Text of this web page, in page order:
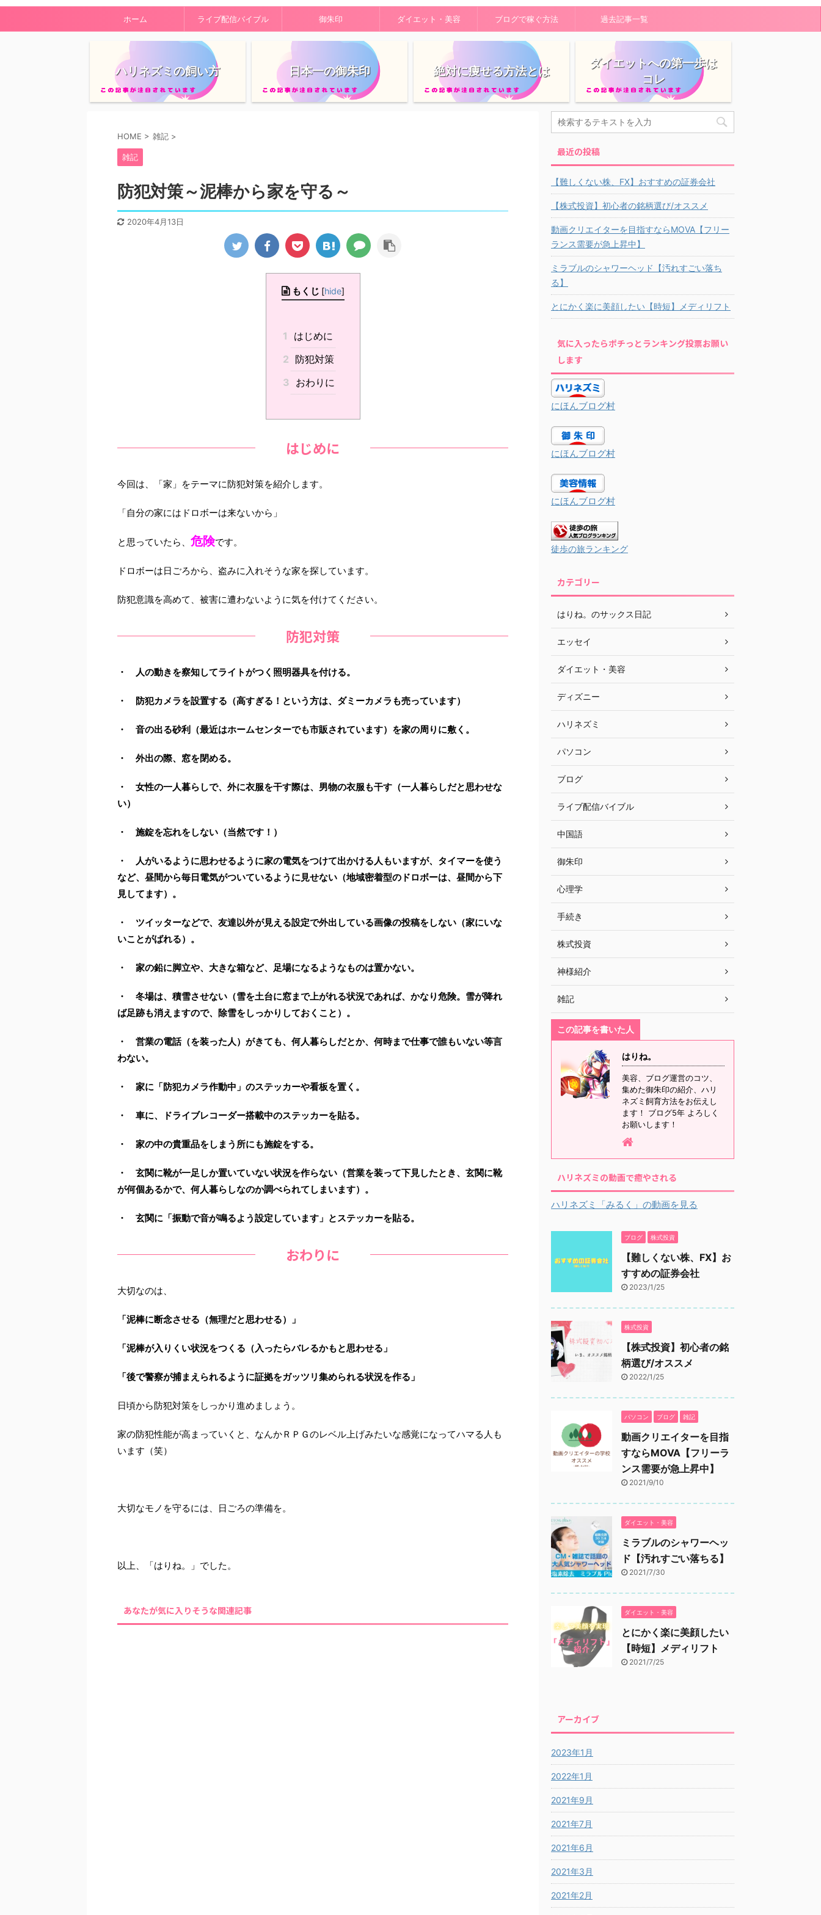
ホーム ライブ配信バイブル 御朱印 ダイエット・美容 ブログで稼ぐ方法 過去記事一覧
ハリネズミの飼い方 日本一の御朱印 絶対に痩せる方法とは
ダイエットへの第一歩は
コレ
HOME > 雑記 >
雑記
防犯対策～泥棒から家を守る～
2020年4月13日
もくじ [hide]
1
はじめに
2 防犯対策
3 おわりに
はじめに
今回は、「家」をテーマに防犯対策を紹介します。
「自分の家にはドロボーは来ないから」
と思っていたら、 危険です。
ドロボーは日ごろから、盗みに入れそうな家を探しています。
防犯意識を高めて、被害に遭わないように気を付けてください。
防犯対策
・ 人の動きを察知してライトがつく照明器具を付ける。
・ 防犯カメラを設置する（高すぎる！という方は、ダミーカメラも売っています）
・ 音の出る砂利（最近はホームセンターでも市販されています）を家の周りに敷く。
・ 外出の際、窓を閉める。
・ 女性の一人暮らしで、外に衣服を干す際は、男物の衣服も干す（一人暮らしだと思わせな
い）
・ 施錠を忘れをしない（当然です！）
・ 人がいるように思わせるように家の電気をつけて出かける人もいますが、タイマーを使う
など、昼間から毎日電気がついているように見せない（地域密着型のドロボーは、昼間から下
見してます）。
・ ツイッターなどで、友達以外が見える設定で外出している画像の投稿をしない（家にいな
いことがばれる）。
・ 家の鉛に脚立や、大きな箱など、足場になるようなものは置かない。
・ 冬場は、積雪させない（雪を土台に窓まで上がれる状況であれば、かなり危険。雪が降れ
ば足跡も消えますので、除雪をしっかりしておくこと）。
・ 営業の電話（を装った人）がきても、何人暮らしだとか、何時まで仕事で誰もいない等言
わない。
・ 家に「防犯カメラ作動中」のステッカーや看板を置く。
・ 車に、ドライブレコーダー搭載中のステッカーを貼る。
・ 家の中の貴重品をしまう所にも施錠をする。
・ 玄関に靴が一足しか置いていない状況を作らない（営業を装って下見したとき、玄関に靴
が何個あるかで、何人暮らしなのか調べられてしまいます）。
・ 玄関に「振動で音が鳴るよう設定しています」とステッカーを貼る。
おわりに
大切なのは、
「泥棒に断念させる（無理だと思わせる）」
「泥棒が入りくい状況をつくる（入ったらバレるかもと思わせる」
「後で警察が捕まえられるように証拠をガッツリ集められる状況を作る」
日頃から防犯対策をしっかり進めましょう。
家の防犯性能が高まっていくと、なんかＲＰＧのレベル上げみたいな感覚になってハマる人も
います（笑）
大切なモノを守るには、日ごろの準備を。
以上、「はりね。」でした。
あなたが気に入りそうな関連記事
最近の投稿
【難しくない株、FX】おすすめの証券会社
【株式投資】初心者の銘柄選び/オススメ
動画クリエイターを目指すならMOVA【フリー
ランス需要が急上昇中】
ミラブルのシャワーヘッド【汚れすごい落ち
る】
とにかく楽に美顔したい【時短】メディリフト
気に入ったらポチっとランキング投票お願い
します
にほんブログ村
にほんブログ村
にほんブログ村
徒歩の旅ランキング
カテゴリー
はりね。のサックス日記
エッセイ
ダイエット・美容
ディズニー
ハリネズミ
パソコン
ブログ
ライブ配信バイブル
中国語
御朱印
心理学
手続き
株式投資
神様紹介
雑記
この記事を書いた人
はりね。
美容、ブログ運営のコツ、
集めた御朱印の紹介、ハリ
ネズミ飼育方法をお伝えし
ます！ ブログ5年 よろしく
お願いします！
ハリネズミの動画で癒やされる
ハリネズミ「みるく」の動画を見る
ブログ 株式投資
【難しくない株、FX】お
すすめの証券会社
2023/1/25
株式投資
【株式投資】初心者の銘
柄選び/オススメ
2022/1/25
パソコン ブログ 雑記
動画クリエイターを目指
すならMOVA【フリーラ
ンス需要が急上昇中】
2021/9/10
ダイエット・美容
ミラブルのシャワーヘッ
ド【汚れすごい落ちる】
2021/7/30
ダイエット・美容
とにかく楽に美顔したい
【時短】メディリフト
2021/7/25
アーカイブ
2023年1月
2022年1月
2021年9月
2021年7月
2021年6月
2021年3月
2021年2月